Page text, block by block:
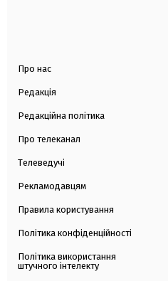
Про нас
Редакція
Редакційна політика
Про телеканал
Телеведучі
Рекламодавцям
Правила користування
Політика конфіденційності
Політика використання
штучного інтелекту